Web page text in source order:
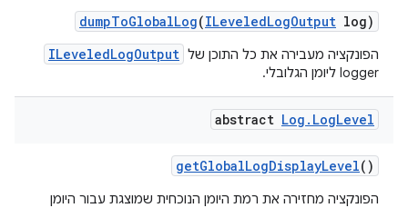
dumpToGlobalLog(ILeveledLogOutput log)
הפונקציה מעבירה את כל התוכן של ILeveledLogOutput
logger ליומן הגלובלי.
abstract Log . LogLevel
getGlobalLogDisplayLevel()
הפונקציה מחזירה את רמת היומן הנוכחית שמוצגת עבור היומן